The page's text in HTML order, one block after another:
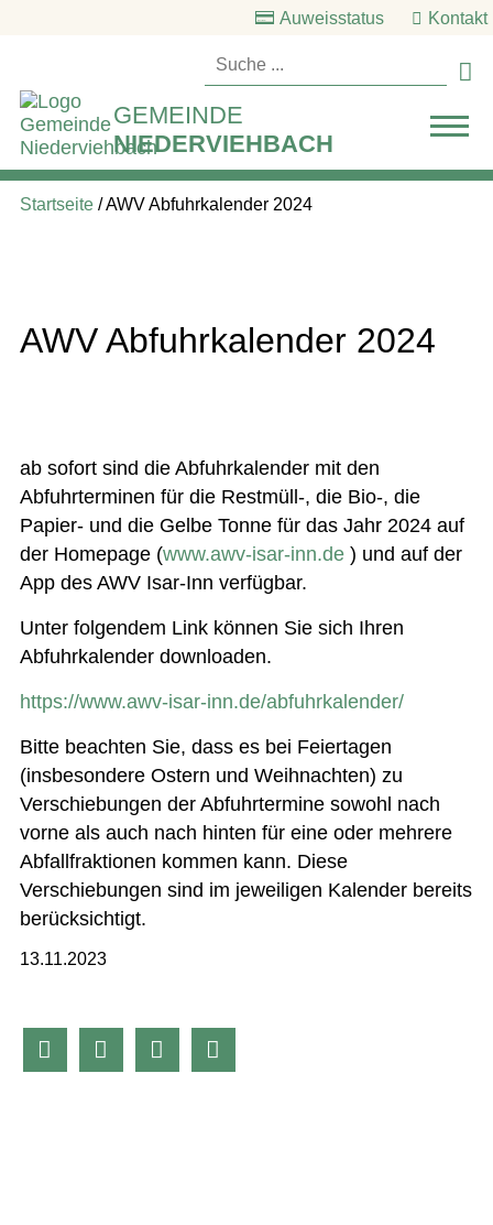
Auweisstatus Kontakt

GEMEINDE
NIEDERVIEHBACH
Startseite/AWV Abfuhrkalender 2024
AWV Abfuhrkalender 2024
ab sofort sind die Abfuhrkalender mit den
Abfuhrterminen für die Restmüll-, die Bio-, die
Papier- und die Gelbe Tonne für das Jahr 2024 auf
der Homepage (www.awv-isar-inn.de) und auf der
App des AWV Isar-Inn verfügbar.
Unter folgendem Link können Sie sich Ihren
Abfuhrkalender downloaden.
https://www.awv-isar-inn.de/abfuhrkalender/
Bitte beachten Sie, dass es bei Feiertagen
(insbesondere Ostern und Weihnachten) zu
Verschiebungen der Abfuhrtermine sowohl nach
vorne als auch nach hinten für eine oder mehrere
Abfallfraktionen kommen kann. Diese
Verschiebungen sind im jeweiligen Kalender bereits
berücksichtigt.
13.11.2023
   